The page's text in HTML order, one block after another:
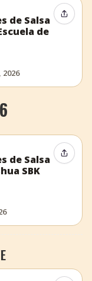
de Salsa
de
de Salsa
SBK